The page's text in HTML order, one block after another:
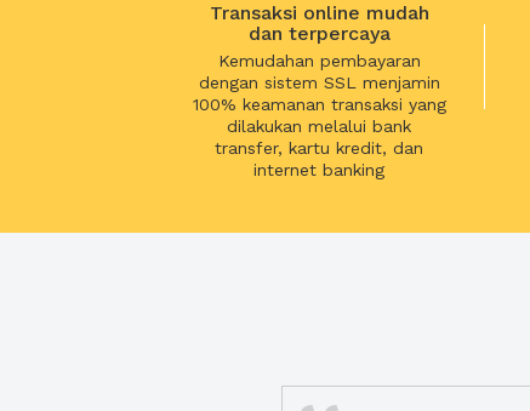
Transaksi online mudah
dan terpercaya
Kemudahan pembayaran
dengan sistem SSL menjamin
100% keamanan transaksi yang
dilakukan melalui bank
transfer, kartu kredit, dan
internet banking